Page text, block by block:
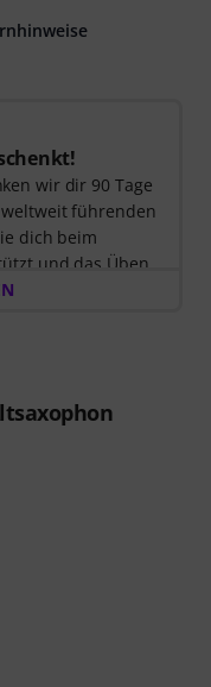
wir dir 90 Tage
führenden
dich beim
und das Üben
der Musik mit
Ton und
Tonhöhe und
und mit Freude
Ort. Keine